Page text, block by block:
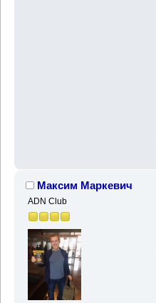
Максим Маркевич
ADN Club